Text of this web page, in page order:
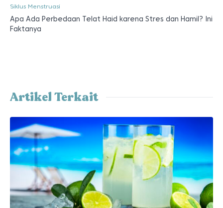
Siklus Menstruasi
Apa Ada Perbedaan Telat Haid karena Stres dan Hamil? Ini
Faktanya
Artikel Terkait